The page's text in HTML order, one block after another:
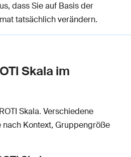
dass Sie auf Basis der
tatsächlich verändern.
Skala im
Skala. Verschiedene
nach Kontext, Gruppengröße